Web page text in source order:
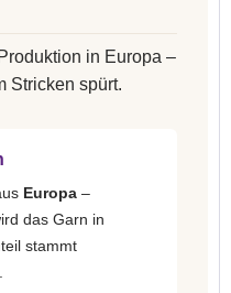
Produktion in Europa –
Stricken spürt.
Europa –
das Garn in
stammt